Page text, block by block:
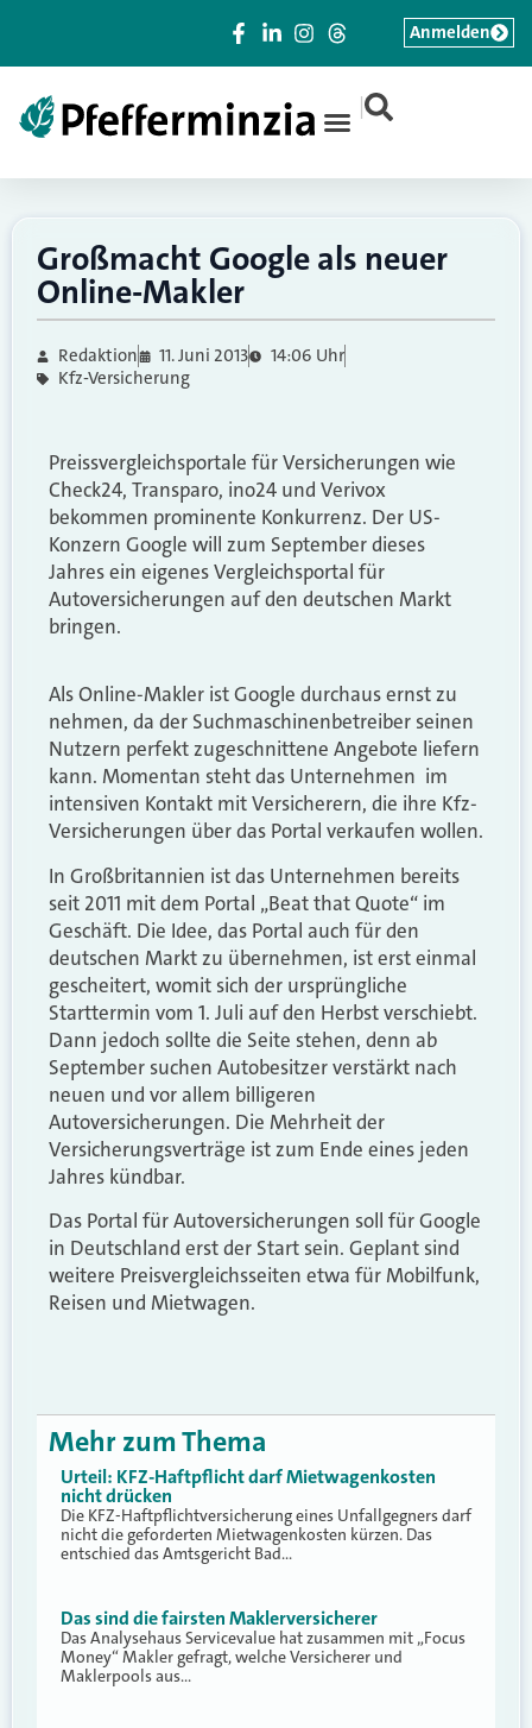
|
Anmelden
Großmacht Google als neuer
Online-Makler
Redaktion 11. Juni 2013
14:06 Uhr
Kfz-Versicherung
Preissvergleichsportale für Versicherungen wie
Check24, Transparo, ino24 und Verivox
bekommen prominente Konkurrenz. Der US-
Konzern Google will zum September dieses
Jahres ein eigenes Vergleichsportal für
Autoversicherungen auf den deutschen Markt
bringen.
Als Online-Makler ist Google durchaus ernst zu
nehmen, da der Suchmaschinenbetreiber seinen
Nutzern perfekt zugeschnittene Angebote liefern
kann. Momentan steht das Unternehmen im
intensiven Kontakt mit Versicherern, die ihre Kfz-
Versicherungen über das Portal verkaufen wollen.
In Großbritannien ist das Unternehmen bereits
seit 2011 mit dem Portal „Beat that Quote“ im
Geschäft. Die Idee, das Portal auch für den
deutschen Markt zu übernehmen, ist erst einmal
gescheitert, womit sich der ursprüngliche
Starttermin vom 1. Juli auf den Herbst verschiebt.
Dann jedoch sollte die Seite stehen, denn ab
September suchen Autobesitzer verstärkt nach
neuen und vor allem billigeren
Autoversicherungen. Die Mehrheit der
Versicherungsverträge ist zum Ende eines jeden
Jahres kündbar.
Das Portal für Autoversicherungen soll für Google
in Deutschland erst der Start sein. Geplant sind
weitere Preisvergleichsseiten etwa für Mobilfunk,
Reisen und Mietwagen.
Mehr zum Thema
Urteil: KFZ-Haftpflicht darf Mietwagenkosten
nicht drücken
Die KFZ-Haftpflichtversicherung eines Unfallgegners darf
nicht die geforderten Mietwagenkosten kürzen. Das
entschied das Amtsgericht Bad…
Das sind die fairsten Maklerversicherer
Das Analysehaus Servicevalue hat zusammen mit „Focus
Money“ Makler gefragt, welche Versicherer und
Maklerpools aus…